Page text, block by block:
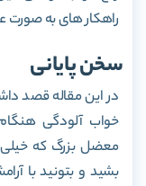
راهکار های به صورت
سخن پایانی
در این مقاله قصد
خواب آلودگی
معضل بزرگ که
بشید و بتونید با